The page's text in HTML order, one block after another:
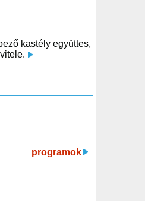
kastély együttes,
programok